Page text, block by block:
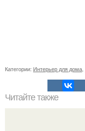
Категории: Интерьер для дома
Читайте также